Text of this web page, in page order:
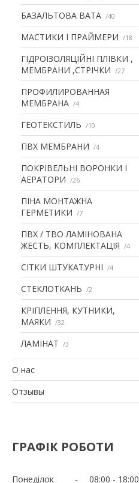
БАЗАЛЬТОВА ВАТА 40
МАСТИКИ І ПРАЙМЕРИ 18
ГІДРОІЗОЛЯЦІЙНІ ПЛІВКИ ,
МЕМБРАНИ ,СТРІЧКИ
27
ПРОФИЛИРОВАННАЯ
МЕМБРАНА
4
ГЕОТЕКСТИЛЬ 10
ПВХ МЕМБРАНИ 4
ПОКРІВЕЛЬНІ ВОРОНКИ І
АЕРАТОРИ
26
ПІНА МОНТАЖНА
ГЕРМЕТИКИ
7
ПВХ / ТВО ЛАМІНОВАНА
ЖЕСТЬ, КОМПЛЕКТАЦІЯ
4
СІТКИ ШТУКАТУРНІ 4
СТЕКЛОТКАНЬ 2
КРІПЛЕННЯ, КУТНИКИ,
МАЯКИ
32
ЛАМІНАТ 3
О нас
Отзывы
ГРАФІК РОБОТИ
Понеділок 08:00 18:00